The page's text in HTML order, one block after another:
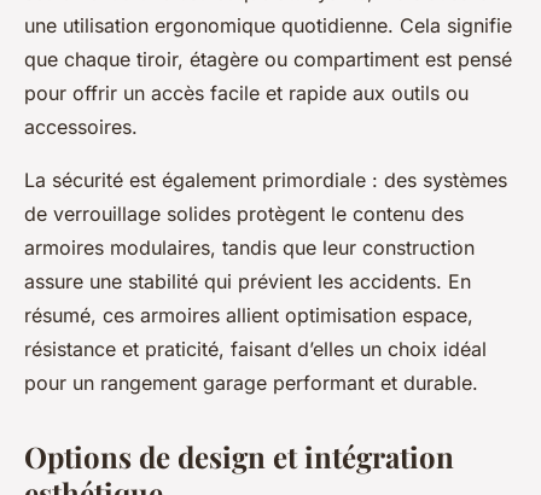
une utilisation ergonomique quotidienne. Cela signifie
que chaque tiroir, étagère ou compartiment est pensé
pour offrir un accès facile et rapide aux outils ou
accessoires.
La sécurité est également primordiale : des systèmes
de verrouillage solides protègent le contenu des
armoires modulaires, tandis que leur construction
assure une stabilité qui prévient les accidents. En
résumé, ces armoires allient optimisation espace,
résistance et praticité, faisant d’elles un choix idéal
pour un rangement garage performant et durable.
Options de design et intégration